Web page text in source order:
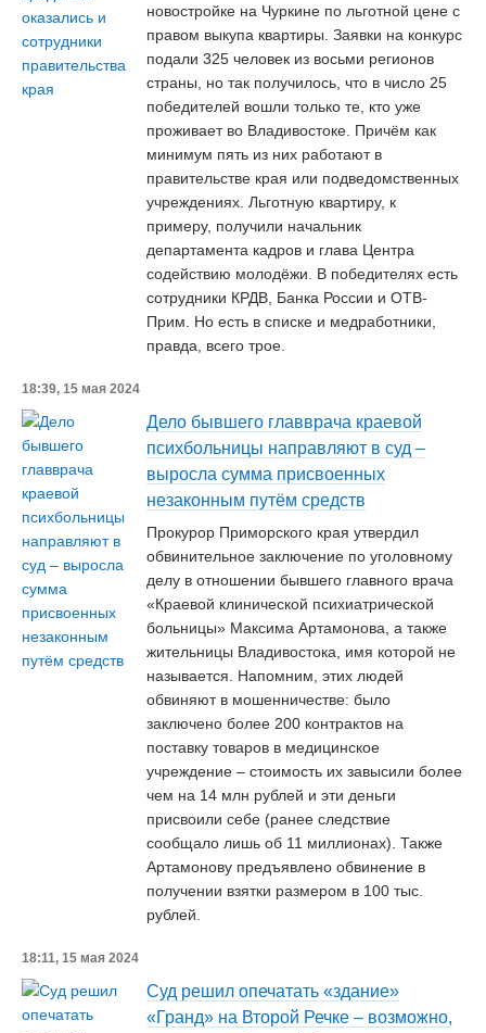
новостройке на Чуркине по льготной цене с
правом выкупа квартиры. Заявки на конкурс
подали 325 человек из восьми регионов
страны, но так получилось, что в число 25
победителей вошли только те, кто уже
проживает во Владивостоке. Причём как
минимум пять из них работают в
правительстве края или подведомственных
учреждениях. Льготную квартиру, к
примеру, получили начальник
департамента кадров и глава Центра
содействию молодёжи. В победителях есть
сотрудники КРДВ, Банка России и ОТВ-
Прим. Но есть в списке и медработники,
правда, всего трое.
18:39, 15 мая 2024
Дело бывшего главврача краевой
психбольницы направляют в суд –
выросла сумма присвоенных
незаконным путём средств
Прокурор Приморского края утвердил
обвинительное заключение по уголовному
делу в отношении бывшего главного врача
«Краевой клинической психиатрической
больницы» Максима Артамонова, а также
жительницы Владивостока, имя которой не
называется. Напомним, этих людей
обвиняют в мошенничестве: было
заключено более 200 контрактов на
поставку товаров в медицинское
учреждение – стоимость их завысили более
чем на 14 млн рублей и эти деньги
присвоили себе (ранее следствие
сообщало лишь об 11 миллионах). Также
Артамонову предъявлено обвинение в
получении взятки размером в 100 тыс.
рублей.
18:11, 15 мая 2024
Суд решил опечатать «здание»
«Гранд» на Второй Речке – возможно,